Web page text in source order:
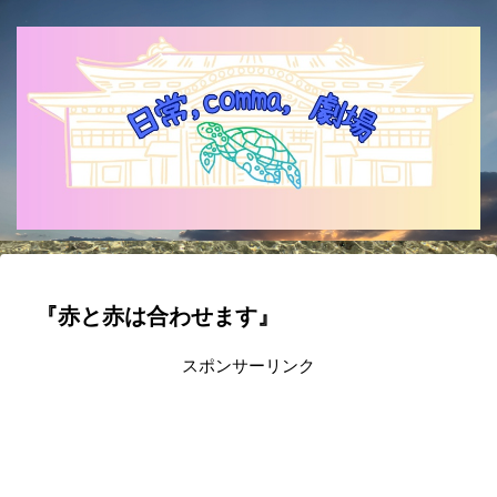
『赤と赤は合わせます』
スポンサーリンク